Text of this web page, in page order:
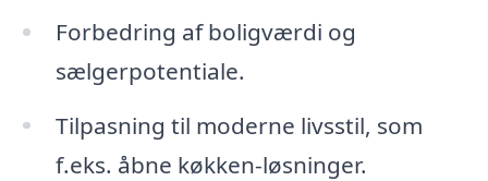
Forbedring af boligværdi og
sælgerpotentiale.
Tilpasning til moderne livsstil, som
f.eks. åbne køkken-løsninger.